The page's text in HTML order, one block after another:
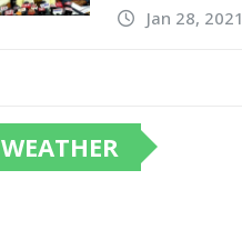
Jan 28, 2021
WEATHER